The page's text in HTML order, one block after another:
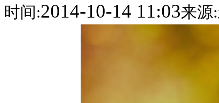
时间:2014-10-14 11:03来源: